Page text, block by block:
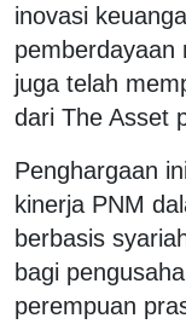
inovasi
pemberdayaan
juga telah
dari The Asset
Penghargaan
kinerja PNM
berbasis
bagi
perempuan